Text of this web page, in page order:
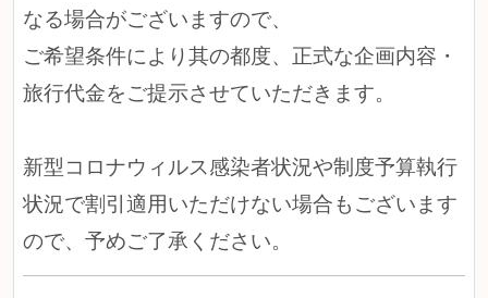
なる場合がございますので、
ご希望条件により其の都度、正式な企画内容・
旅行代金をご提示させていただきます。
新型コロナウィルス感染者状況や制度予算執行
状況で割引適用いただけない場合もございます
ので、予めご了承ください。